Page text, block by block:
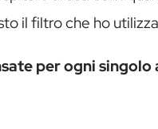
il filtro che ho
per ogni